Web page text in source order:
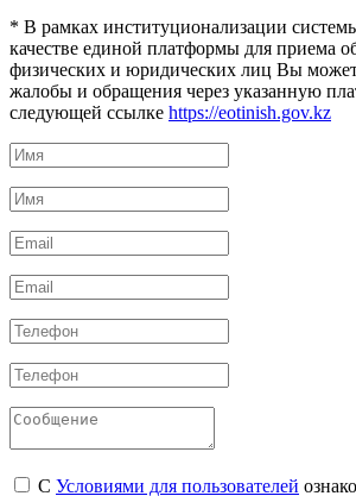
* В рамках институционализации
качестве единой платформы для приема
физических и юридических лиц Вы
жалобы и обращения через указанную
следующей ссылке https://eotinish.gov.kz
С Условиями для пользователей